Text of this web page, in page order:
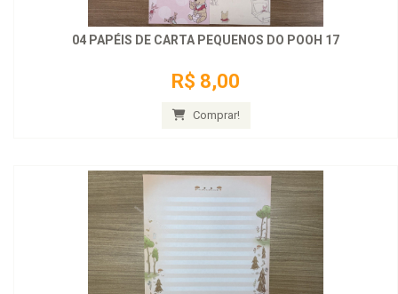
04 PAPÉIS DE CARTA PEQUENOS DO POOH 17
R$ 8,00
Comprar!